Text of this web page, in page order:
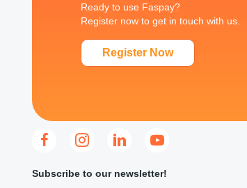
Ready to use Faspay?
Register now to get in touch with us.
Register Now
Subscribe to our newsletter!